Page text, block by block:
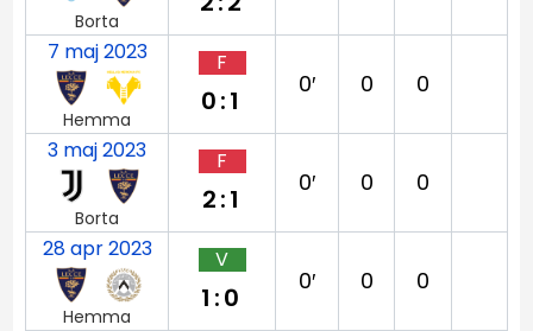
Borta
7 maj 2023
Hemma
F
0:1
0′ 0 0
3 maj 2023
Borta
F
2:1
0′ 0 0
28 apr 2023
Hemma
V
1:0
0′ 0 0